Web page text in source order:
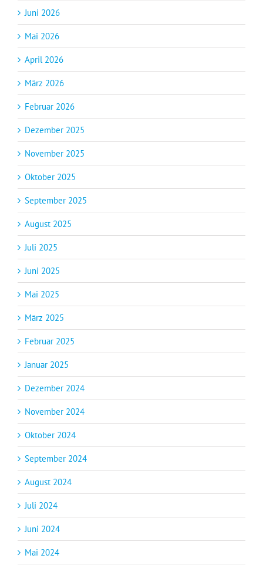
Juni 2026
Mai 2026
April 2026
März 2026
Februar 2026
Dezember 2025
November 2025
Oktober 2025
September 2025
August 2025
Juli 2025
Juni 2025
Mai 2025
März 2025
Februar 2025
Januar 2025
Dezember 2024
November 2024
Oktober 2024
September 2024
August 2024
Juli 2024
Juni 2024
Mai 2024